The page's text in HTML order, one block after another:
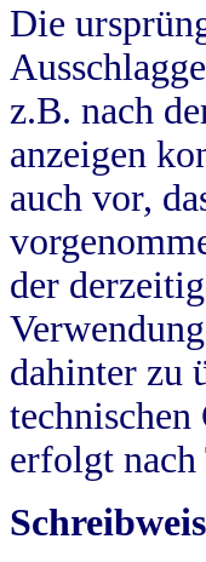
Die
z.B. nach
anzeigen
auch vor,
der
dahinter zu
erfolgt nach